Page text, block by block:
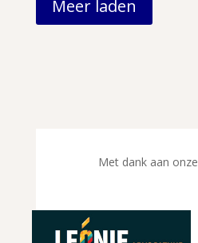
Meer laden
Met dank aan